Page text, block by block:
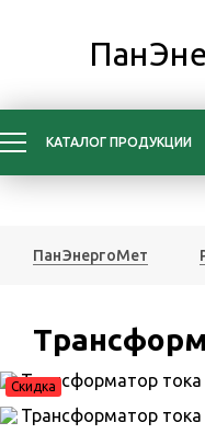
КАТАЛОГ ПРОДУКЦИИ
ПанЭнергоМет
Скидка